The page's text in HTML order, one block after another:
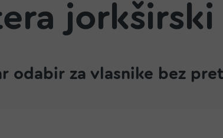
odabir za vlasnike bez